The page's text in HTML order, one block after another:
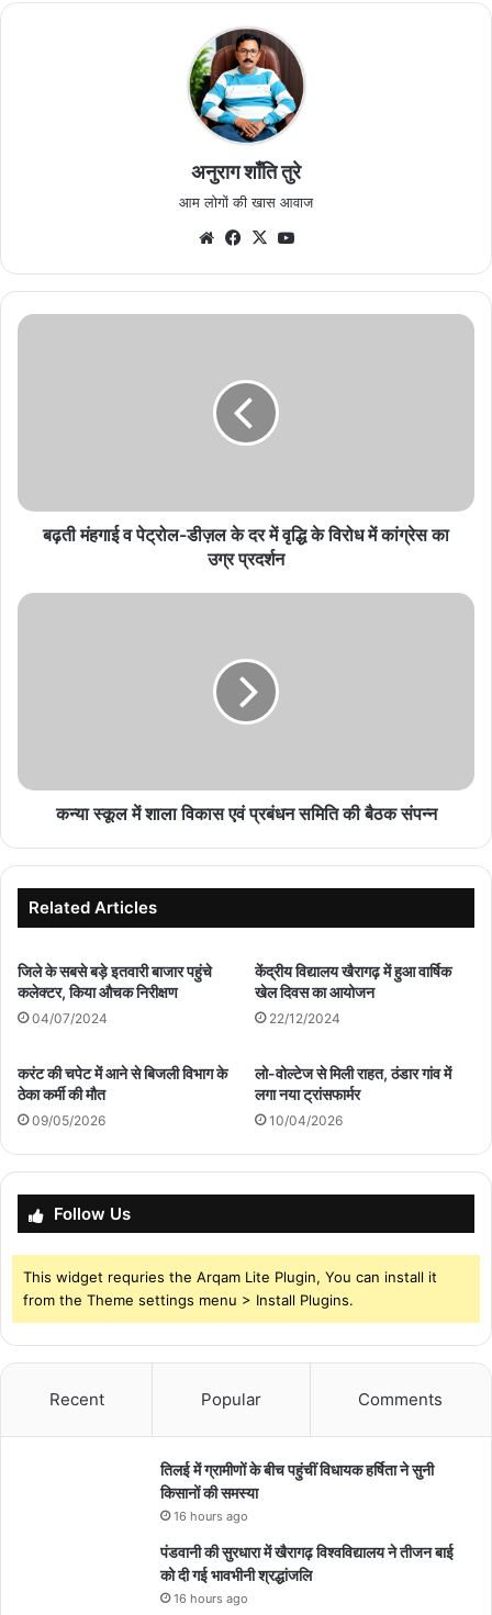
अनुराग शाँति तुरे
आम लोगों की खास आवाज
WebsiteFacebook
X
बढ़ती
वृद्धि
कांग्रेस
बढ़ती मंहगाई व पेट्रोल-डीज़ल के दर में वृद्धि के विरोध में कांग्रेस का
उग्र प्रदर्शन
कन्या
की
कन्या स्कूल में शाला विकास एवं प्रबंधन समिति की बैठक संपन्न
Related Articles
जिले के सबसे बड़े इतवारी बाजार पहुंचे
कलेक्टर, किया औचक निरीक्षण
04/07/2024
केंद्रीय विद्यालय खैरागढ़ में हुआ वार्षिक
खेल दिवस का आयोजन
22/12/2024
करंट की चपेट में आने से बिजली विभाग के
ठेका कर्मी की मौत
09/05/2026
लो-वोल्टेज से मिली राहत, ठंडार गांव में
लगा नया ट्रांसफार्मर
10/04/2026
Follow Us
This widget requries the Arqam Lite Plugin, You can install it
from the Theme settings menu > Install Plugins.
Recent Popular Comments
तिलई में ग्रामीणों के बीच पहुंचीं विधायक हर्षिता ने सुनी
किसानों की समस्या
16 hours ago
पंडवानी की सुरधारा में खैरागढ़ विश्वविद्यालय ने तीजन बाई
को दी गई भावभीनी श्रद्धांजलि
16 hours ago